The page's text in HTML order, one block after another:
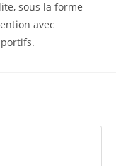
sous la forme
avec